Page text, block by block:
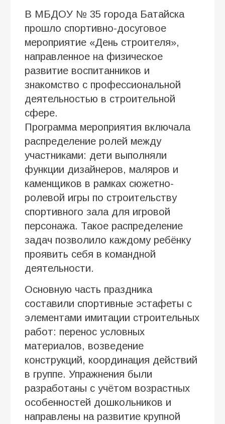
В МБДОУ № 35 города Батайска
прошло спортивно-досуговое
мероприятие «День строителя»,
направленное на физическое
развитие воспитанников и
знакомство с профессиональной
деятельностью в строительной
сфере.
Программа мероприятия включала
распределение ролей между
участниками: дети выполняли
функции дизайнеров, маляров и
каменщиков в рамках сюжетно-
ролевой игры по строительству
спортивного зала для игровой
персонажа. Такое распределение
задач позволило каждому ребёнку
проявить себя в командной
деятельности.
Основную часть праздника
составили спортивные эстафеты с
элементами имитации строительных
работ: перенос условных
материалов, возведение
конструкций, координация действий
в группе. Упражнения были
разработаны с учётом возрастных
особенностей дошкольников и
направлены на развитие крупной